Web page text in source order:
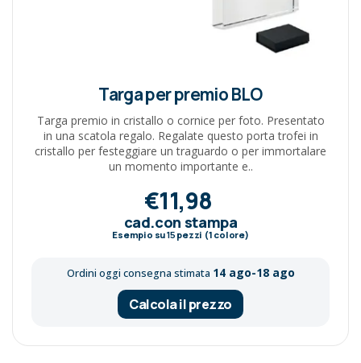
Targa per premio BLO
Targa premio in cristallo o cornice per foto. Presentato
in una scatola regalo. Regalate questo porta trofei in
cristallo per festeggiare un traguardo o per immortalare
un momento importante e..
€11,98
cad.con stampa
Esempio su15 pezzi (1 colore)
Ordini oggi consegna stimata 14 ago-18 ago
Calcola il prezzo